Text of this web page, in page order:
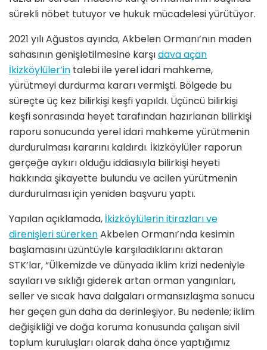
sürekli nöbet tutuyor ve hukuk mücadelesi yürütüyor.
2021 yılı Ağustos ayında, Akbelen Ormanı’nın maden
sahasının genişletilmesine karşıdava açan
İkizköylüler’in talebi ile yerel idari mahkeme,
yürütmeyi durdurma kararı vermişti. Bölgede bu
süreçte üç kez bilirkişi keşfi yapıldı. Üçüncü bilirkişi
keşfi sonrasında heyet tarafından hazırlanan bilirkişi
raporu sonucunda yerel idari mahkeme yürütmenin
durdurulması kararını kaldırdı. İkizköylüler raporun
gerçeğe aykırı olduğu iddiasıyla bilirkişi heyeti
hakkında şikayette bulundu ve acilen yürütmenin
durdurulması için yeniden başvuru yaptı.
Yapılan açıklamada, İkizköylülerin itirazları ve
direnişleri sürerkenAkbelen Ormanı’nda kesimin
başlamasını üzüntüyle karşıladıklarını aktaran
STK’lar, “Ülkemizde ve dünyada iklim krizi nedeniyle
sayıları ve sıklığı giderek artan orman yangınları,
seller ve sıcak hava dalgaları ormansızlaşma sonucu
her geçen gün daha da derinleşiyor. Bu nedenle; iklim
değişikliği ve doğa koruma konusunda çalışan sivil
toplum kuruluşları olarak daha önce yaptığımız